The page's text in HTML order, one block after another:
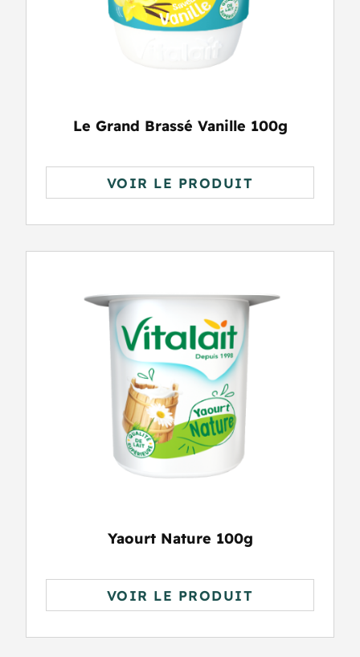
Le Grand Brassé Vanille 100g
VOIR LE PRODUIT
Yaourt Nature 100g
VOIR LE PRODUIT